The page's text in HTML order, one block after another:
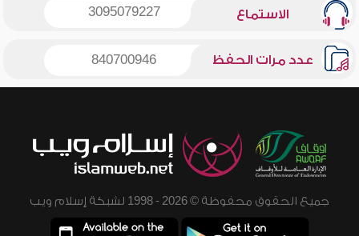
الاستماع 3095079227
عدد مرات الحفظ 840700946
جميع الحقوق محفوظة © 2026 - 1998 لشبكة إسلام ويب